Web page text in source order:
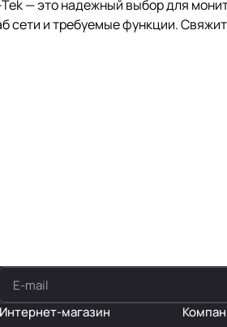
— это надежный выбор для
сети и требуемые функции.
Интернет-магазин